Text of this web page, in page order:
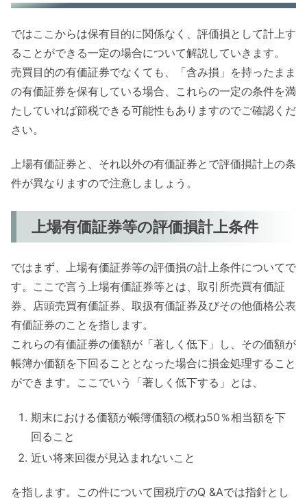
ではここからは保有目的に関係なく、評価損として計上す
ることができる一定の場合について解説していきます。
売買目的の有価証券でなくても、「含み損」を持ったまま
の有価証券を保有している場合、これらの一定の条件を満
たしていれば節税できる可能性もありますのでご確認くだ
さい。
上場有価証券と、それ以外の有価証券とで評価損計上の条
件が異なりますので注意しましょう。
上場有価証券等の評価損計上条件
ではまず、上場有価証券等の評価損の計上条件についてで
す。ここで言う上場有価証券等とは、取引所売買有価証
券、店頭売買有価証券、取扱有価証券及びその他価格公表
有価証券のことを指します。
これらの有価証券の価額が「著しく低下」し、その価額が
帳簿か価額を下回ることとなった場合に損金処理すること
ができます。ここでいう「著しく低下する」とは、
期末における価額が帳簿価額の概ね50％相当額を下
回ること
近い将来回復が見込まれないこと
を指します。この件について国税庁のQ &Aでは指針とし